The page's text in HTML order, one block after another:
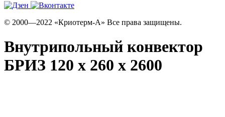
© 2000—2022 «Криотерм-А» Все права защищены.
Внутрипольный конвектор
БРИЗ 120 х 260 х 2600